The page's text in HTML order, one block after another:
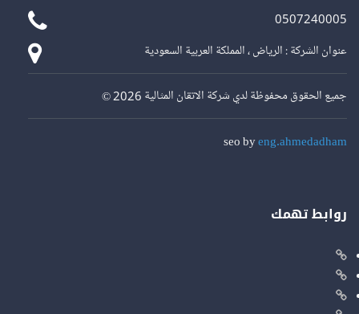
0507240005
عنوان الشركة : الرياض ، المملكة العربية السعودية
جميع الحقوق محفوظة لدي شركة الاتقان المثالية 2026 ©
seo byeng.ahmedadham
روابط تهمك